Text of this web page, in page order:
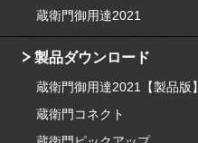
蔵衛門御用達2021
製品ダウンロード
蔵衛門御用達2021【製品版】
蔵衛門コネクト